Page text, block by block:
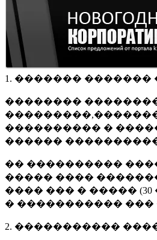
1. �������
��������
���������� �
������
�� ����������
����� ����
���� ��� � ����� (
� �����������
2. �����������